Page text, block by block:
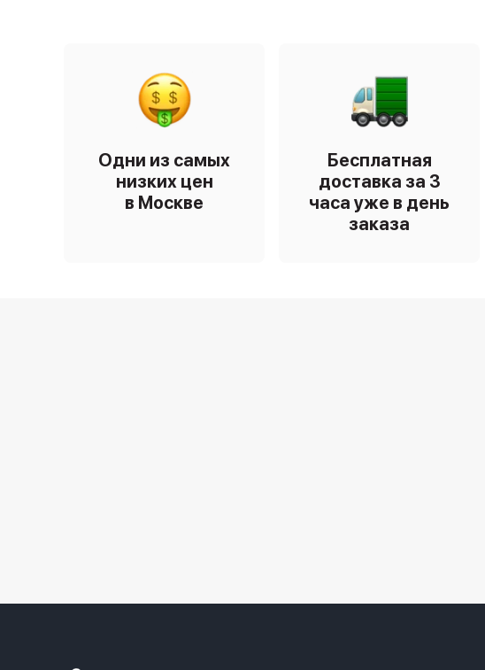
Одни из самых
низких цен
в Москве
Бесплатная
доставка за 3
часа уже в день
заказа